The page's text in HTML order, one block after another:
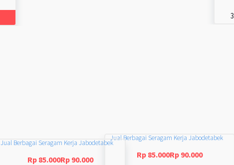
Jual Berbagai Seragam Kerja Jabodetabek
Rp 85.000Rp 90.000
Jual Berbagai Seragam Kerja Jabodetabek
Rp 85.000Rp 90.000